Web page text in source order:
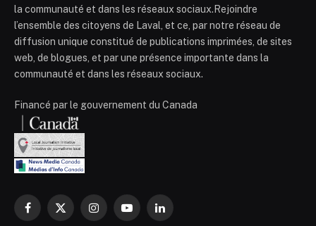
la communauté et dans les réseaux sociaux.Rejoindre
l’ensemble des citoyens de Laval, et ce, par notre réseau de
diffusion unique constitué de publications imprimées, de sites
web, de blogues, et par une présence importante dans la
communauté et dans les réseaux sociaux.
Financé par le gouvernement du Canada
Facebook
X
InstagramYouTubeLinkedIn